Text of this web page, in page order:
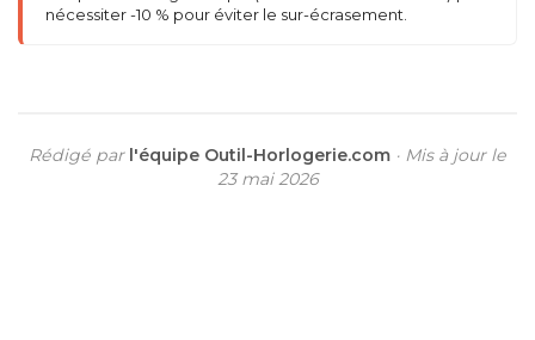
nécessiter -10 % pour éviter le sur-écrasement.
Rédigé par l'équipe Outil-Horlogerie.com · Mis à jour le
23 mai 2026